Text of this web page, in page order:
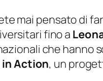
mai pensato di
fino a
che
in Action, un